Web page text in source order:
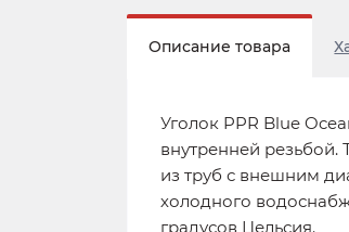
Описание товара
Уголок PPR Blue
внутренней
из труб с внешним
холодного
градусов Цельсия.